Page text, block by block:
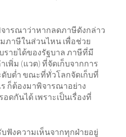
ารณาว่าหากลดภาษีดังกล่าว
ภาษีในส่วนไหน เพื่อช่วย
รายได้ของรัฐบาล ภาษีที่มี
พิ่ม (แวต) ที่จัดเก็บจากการ
ดับต่ำ ขณะที่ทั่วโลกจัดเก็บที่
ร ก็ต้องมาพิจารณาอย่าง
ดกันได้ เพราะเป็นเรื่องที่
ฟังความเห็นจากทุกฝ่ายอยู่